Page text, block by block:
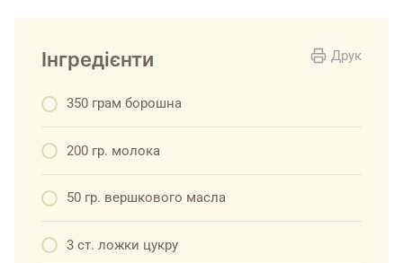
Друк
Інгредієнти
350 грам борошна
200 гр. молока
50 гр. вершкового масла
3 ст. ложки цукру